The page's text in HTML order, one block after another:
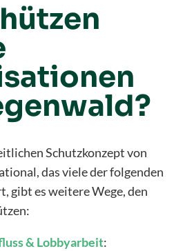
Schutzkonzept von
das viele der folgenden
gibt es weitere Wege, den
& Lobbyarbeit: